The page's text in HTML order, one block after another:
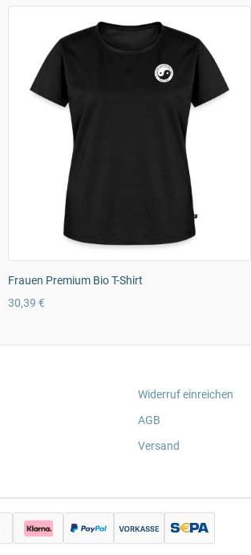
Frauen Premium Bio T-Shirt
30,39 €
Widerruf einreichen
AGB
Versand